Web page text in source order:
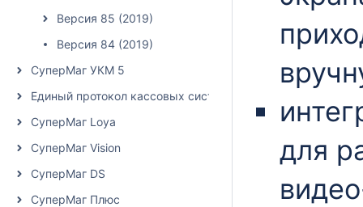
Версия 85 (2019)
Версия 84 (2019)
СуперМаг УКМ 5
Единый протокол кассовых систем
СуперМаг Loya
СуперМаг Vision
СуперМаг DS
СуперМаг Плюс
для